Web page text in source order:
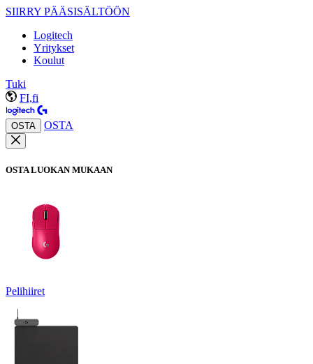
SIIRRY PÄÄSISÄLTÖÖN
Logitech
Yritykset
Koulut
Tuki
FI,fi
OSTA OSTA
OSTA LUOKAN MUKAAN
Pelihiiret